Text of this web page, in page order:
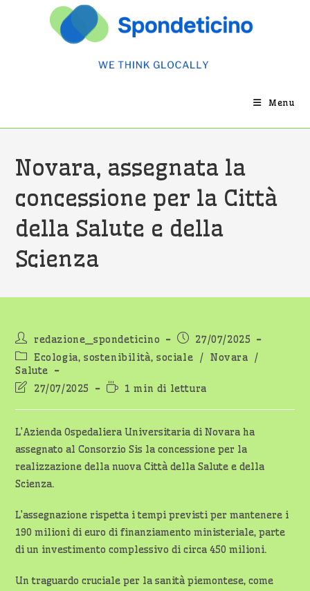
Menu
Novara, assegnata la
concessione per la Città
della Salute e della
Scienza
Autore
dell'articolo:
redazione_spondeticino
Articolo
pubblicato:
27/07/2025
Categoria
dell'articolo:
Ecologia, sostenibilità, sociale / Novara /
Salute
Ultima
dell'articolo:
27/07/2025
Tempo
lettura:
1 min di lettura
L’Azienda Ospedaliera Universitaria di Novara ha
assegnato al Consorzio Sis la concessione per la
realizzazione della nuova Città della Salute e della
Scienza.
L’assegnazione rispetta i tempi previsti per mantenere i
190 milioni di euro di finanziamento ministeriale, parte
di un investimento complessivo di circa 450 milioni.
Un traguardo cruciale per la sanità piemontese, come